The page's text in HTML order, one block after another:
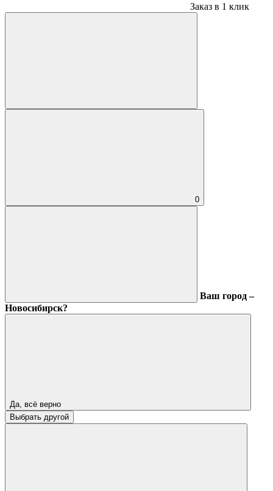
Заказ в 1 клик
0
Ваш город –
Новосибирск?
Да, всё верно
Выбрать другой